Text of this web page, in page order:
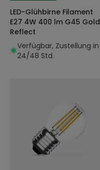
LED-Glühbirne Filament
E27 4W 400 lm G45 Gold
Reflect
Verfügbar, Zustellung in
24/48 Std.